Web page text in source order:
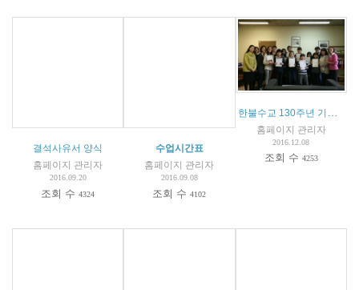
결석사유서 양식
홈페이지 관리자
2016.09.20
조회 수4324
수업시간표
홈페이지 관리자
2016.09.08
조회 수4102
홈페이지 관리자
2016.12.08
조회 수 4253